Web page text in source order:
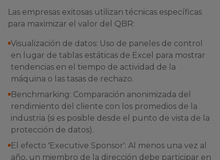
Las empresas exitosas utilizan técnicas específicas
para maximizar el valor del QBR:
Visualización de datos: Uso de paneles de control
en lugar de tablas estáticas de Excel para mostrar
tendencias en el tiempo de actividad de la
máquina o las tasas de rechazo.
Benchmarking: Comparación anonimizada del
rendimiento del cliente con los promedios de la
industria (si es posible desde el punto de vista de la
protección de datos).
El efecto 'Executive Sponsor': Al menos una vez al
año, un miembro de la dirección debe participar en